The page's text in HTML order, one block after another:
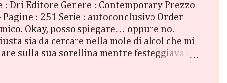
Dri Editore Genere : Contemporary Prezzo
: 251 Serie : autoconclusivo Order
Okay, posso spiegare… oppure no.
sia da cercare nella mole di alcol che mi
sulla sua sorellina mentre festeggiava il